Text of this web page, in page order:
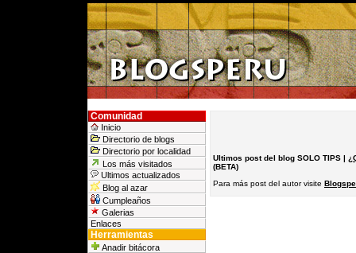
Comunidad
Inicio
Directorio de blogs
Directorio por localidad
Los más visitados
Ultimos actualizados
Blog al azar
Cumpleaños
Galerias
Enlaces
Herramientas
Anadir bitácora
Ultimos post del blog SOLO TIPS |
(BETA)
Para más post del autor visite